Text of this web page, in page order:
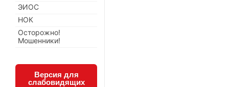
ЭИОС
НОК
Осторожно!
Мошенники!
Версия для
слабовидящих